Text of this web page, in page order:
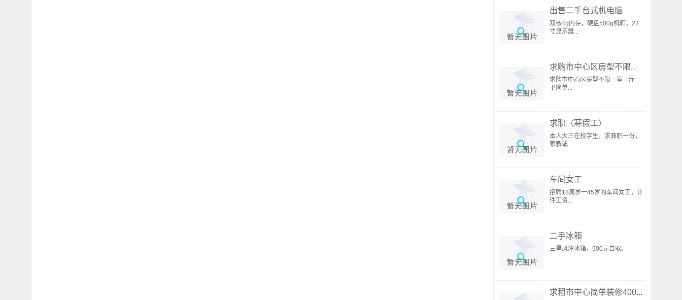
出售二手台式机电脑
双核4g内存，硬盘500g机箱，23
寸显示器...
求购市中心区房型不限...
求购市中心区房型不限一室一厅一
卫简单...
求职（寒假工）
本人大三在校学生，求兼职一份，
家教或...
车间女工
招聘18周岁一45岁的车间女工，计
件工资...
二手冰箱
三星风冷冰箱，500元自取。
求租市中心简单装修400...